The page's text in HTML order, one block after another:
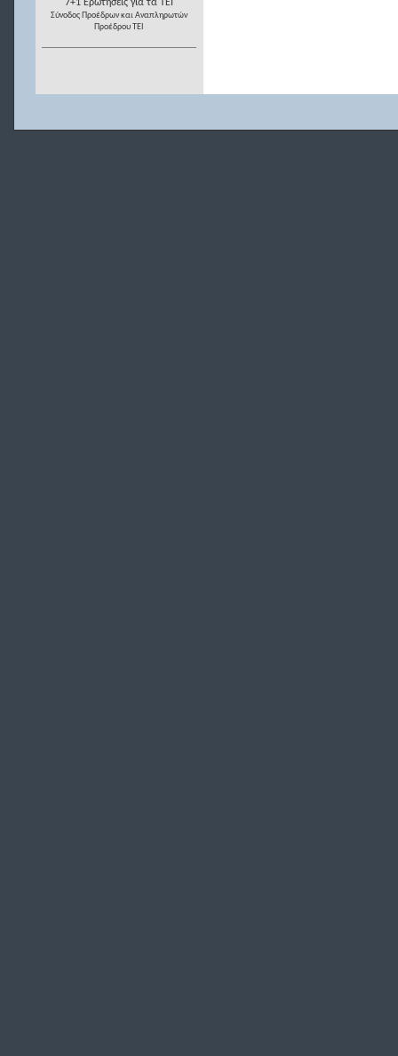
7+1 Ερωτήσεις για τα ΤΕΙ
Σύνοδος Προέδρων και Αναπληρωτών
Προέδρου ΤΕΙ